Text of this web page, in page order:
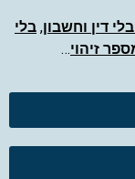
דין וחשבון, בלי
זיהוי…